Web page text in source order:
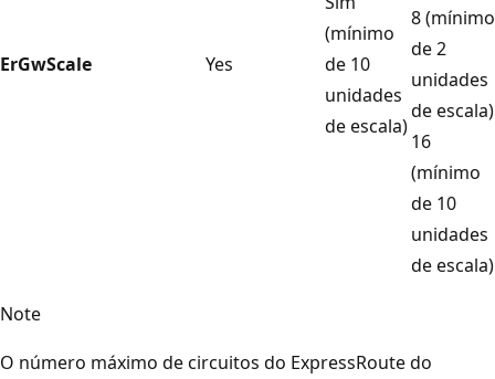
ErGwScale Yes
(mínimo
de 10
unidades
de escala)
8 (mínimo
de 2
unidades
de escala)
16
(mínimo
de 10
unidades
de escala)
Note
O número máximo de circuitos do ExpressRoute do